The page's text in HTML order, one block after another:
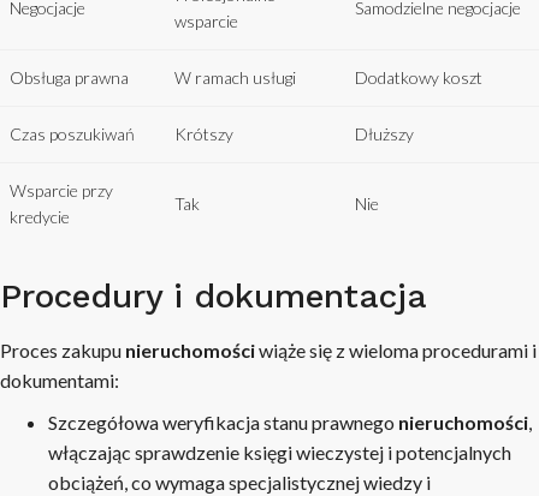
Negocjacje
wsparcie
Samodzielne negocjacje
Obsługa prawna W ramach usługi Dodatkowy koszt
Czas poszukiwań Krótszy Dłuższy
Wsparcie przy
kredycie
Tak Nie
Procedury i dokumentacja
Proces zakupu nieruchomościwiąże się z wieloma procedurami i
dokumentami:
Szczegółowa weryfikacja stanu prawnego nieruchomości,
włączając sprawdzenie księgi wieczystej i potencjalnych
obciążeń, co wymaga specjalistycznej wiedzy i